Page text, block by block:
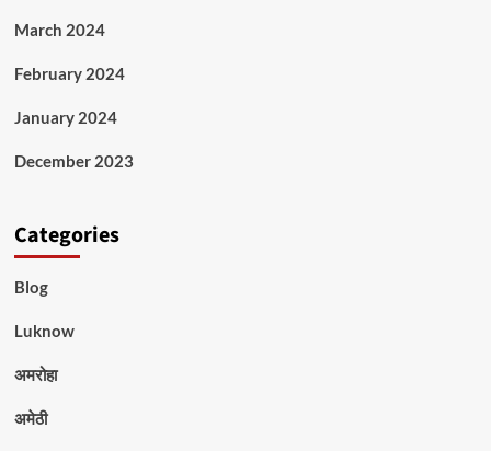
March 2024
February 2024
January 2024
December 2023
Categories
Blog
Luknow
अमरोहा
अमेठी